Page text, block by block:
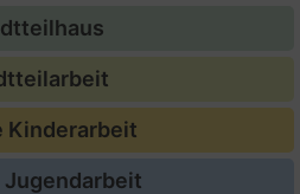
Kinderarbeit